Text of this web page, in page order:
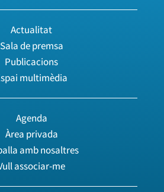
Actualitat
Sala de premsa
Publicacions
multimèdia
Agenda
Àrea privada
amb nosaltres
associar-me